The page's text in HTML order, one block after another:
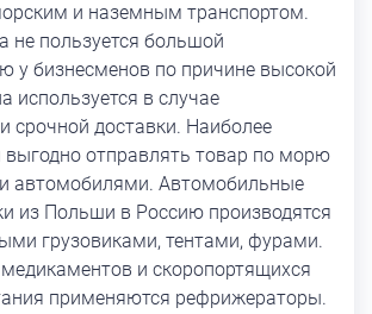
и наземным транспортом.
не пользуется большой
у бизнесменов по причине высокой
используется в случае
срочной доставки. Наиболее
выгодно отправлять товар по морю
автомобилями. Автомобильные
из Польши в Россию производятся
грузовиками, тентами, фурами.
и скоропортящихся
применяются рефрижераторы.